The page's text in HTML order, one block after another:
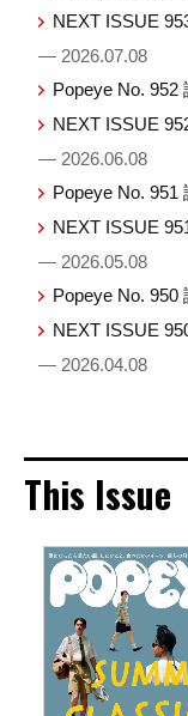
NEXT ISSUE
— 2026.07.08
Popeye No. 952
NEXT ISSUE
— 2026.06.08
Popeye No. 951
NEXT ISSUE
— 2026.05.08
Popeye No. 950
NEXT ISSUE
— 2026.04.08
This Issue